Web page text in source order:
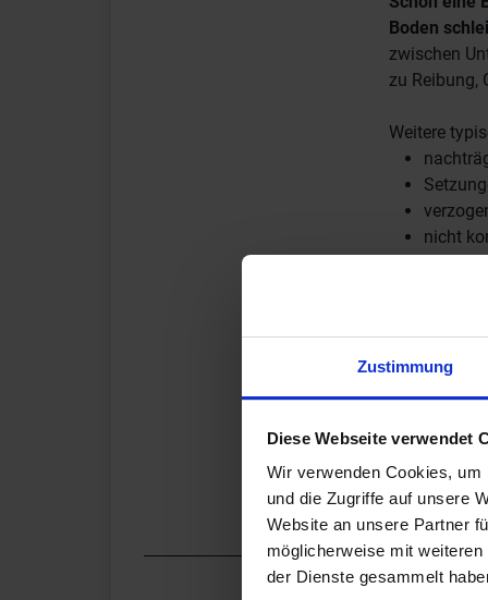
Zustimmung
Diese Webseite verwendet
Wir verwenden Cookies,
und die Zugriffe auf unsere
Website an unsere Partner
möglicherweise mit
der Dienste gesammelt
Boden
zwischen
zu Reibung,
Weitere
nicht
wirklich
Erst wenn
bleibt,